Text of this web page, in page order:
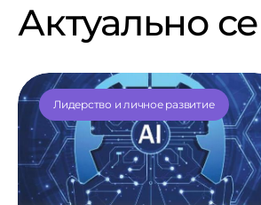
Актуально
Лидерство и личное развитие